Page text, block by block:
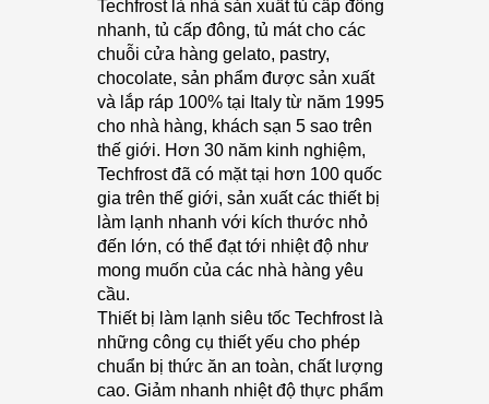
Techfrost là nhà sản xuất tủ cấp đông
nhanh, tủ cấp đông, tủ mát cho các
chuỗi cửa hàng gelato, pastry,
chocolate, sản phẩm được sản xuất
và lắp ráp 100% tại Italy từ năm 1995
cho nhà hàng, khách sạn 5 sao trên
thế giới. Hơn 30 năm kinh nghiệm,
Techfrost đã có mặt tại hơn 100 quốc
gia trên thế giới, sản xuất các thiết bị
làm lạnh nhanh với kích thước nhỏ
đến lớn, có thể đạt tới nhiệt độ như
mong muốn của các nhà hàng yêu
cầu.
Thiết bị làm lạnh siêu tốc Techfrost là
những công cụ thiết yếu cho phép
chuẩn bị thức ăn an toàn, chất lượng
cao. Giảm nhanh nhiệt độ thực phẩm